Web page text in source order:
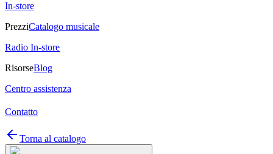
In-store
PrezziCatalogo musicale
Radio In-store
RisorseBlog
Centro assistenza
Contatto
Torna al catalogo